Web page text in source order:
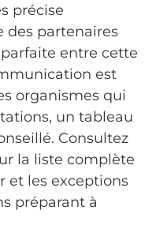
précise
des partenaires
entre cette
est
organismes qui
un tableau
Consultez
la liste complète
et les exceptions
préparant à